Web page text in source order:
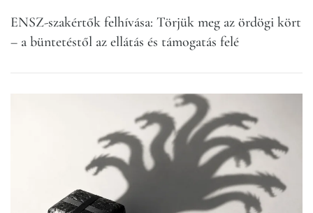
ENSZ-szakértők felhívása: Törjük meg az ördögi kört
– a büntetéstől az ellátás és támogatás felé